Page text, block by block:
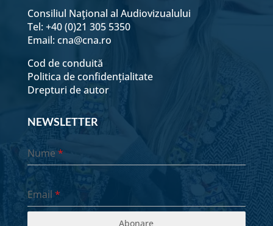
Consiliul Naţional al Audiovizualului
Tel: +40 (0)21 305 5350
Email: cna@cna.ro
Cod de conduită
Politica de confidențialitate
Drepturi de autor
NEWSLETTER
Nume*
Email *
Abonare